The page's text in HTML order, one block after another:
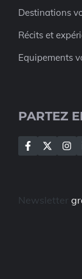
Destinations
Récits et
Equipements
PARTEZ
Newsletter